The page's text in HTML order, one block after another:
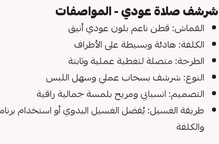
شرشف صلاة عودي - المواصفات
القماش: قطن ناعم بلون عودي أنيق
الكلفة: هادئة وبسيطة على الأطراف
الطرحة: متصلة لتغطية عملية وثابتة
النوع: شرشف بسحاب عملي وسهل اللبس
التصميم: انسيابي ومريح بلمسة جمالية راقية
طريقة الغسيل: يُفضل الغسيل اليدوي أو استخدام
والكلفة